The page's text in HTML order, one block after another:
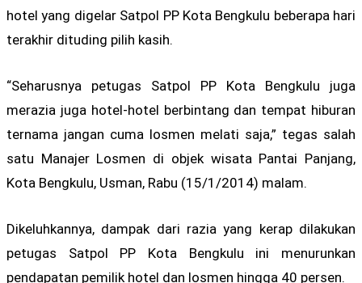
hotel yang digelar Satpol PP Kota Bengkulu beberapa hari
terakhir dituding pilih kasih.
“Seharusnya petugas Satpol PP Kota Bengkulu juga
merazia juga hotel-hotel berbintang dan tempat hiburan
ternama jangan cuma losmen melati saja,” tegas salah
satu Manajer Losmen di objek wisata Pantai Panjang,
Kota Bengkulu, Usman, Rabu (15/1/2014) malam.
Dikeluhkannya, dampak dari razia yang kerap dilakukan
petugas Satpol PP Kota Bengkulu ini menurunkan
pendapatan pemilik hotel dan losmen hingga 40 persen.